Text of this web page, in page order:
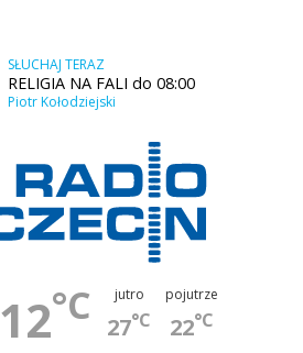
SŁUCHAJ TERAZ
RELIGIA NA FALI do 08:00
Piotr Kołodziejski
12°C jutro
27°C
pojutrze
22°C